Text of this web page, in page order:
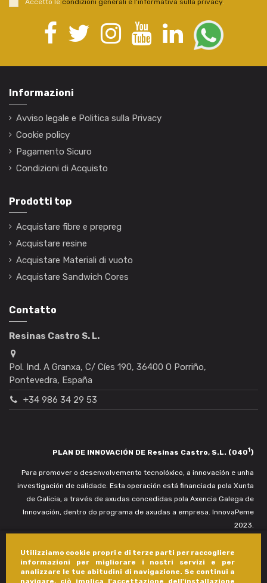
Utilizziamo cookie propri e di terze parti per raccogliere
informazioni per migliorare i nostri servizi e per
analizzare le tue abitudini di navigazione. Se continui a
navigare, ciò implica l'accettazione dell'installazione
Accetto le condizioni generali e l’informativa sulla privacy.
Informazioni
Avviso legale e Politica sulla Privacy
Cookie policy
Pagamento Sicuro
Condizioni di Acquisto
Prodotti top
Acquistare fibre e prepreg
Acquistare resine
Acquistare Materiali di vuoto
Acquistare Sandwich Cores
Contatto
Resinas Castro S. L.
Pol. Ind. A Granxa, C/ Cíes 190, 36400 O Porriño,
Pontevedra, España
+34 986 34 29 53
PLAN DE INNOVACIÓN DE Resinas Castro, S.L. (0401)
Para promover o desenvolvemento tecnolóxico, a innovación e unha
investigación de calidade. Esta operación está financiada pola Xunta
de Galicia, a través de axudas concedidas pola Axencia Galega de
Innovación, dentro do programa de axudas a empresa. InnovaPeme
2023.